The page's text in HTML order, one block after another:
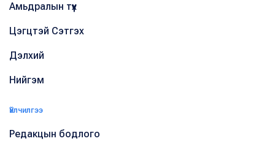
Амьдралын түүх
Цэгцтэй Сэтгэх
Дэлхий
Нийгэм
Үйлчилгээ
Редакцын бодлого